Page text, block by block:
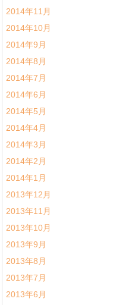
2014年11月
2014年10月
2014年9月
2014年8月
2014年7月
2014年6月
2014年5月
2014年4月
2014年3月
2014年2月
2014年1月
2013年12月
2013年11月
2013年10月
2013年9月
2013年8月
2013年7月
2013年6月